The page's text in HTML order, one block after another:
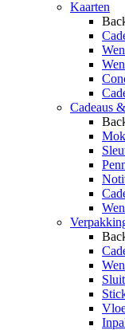
Kaarten
Cadeaus